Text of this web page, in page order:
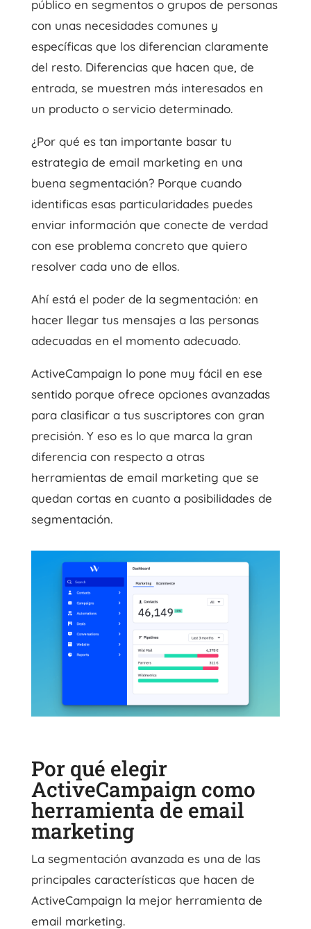
público en segmentos o grupos de personas
con unas necesidades comunes y
específicas que los diferencian claramente
del resto. Diferencias que hacen que, de
entrada, se muestren más interesados en
un producto o servicio determinado.
¿Por qué es tan importante basar tu
estrategia de email marketing en una
buena segmentación? Porque cuando
identificas esas particularidades puedes
enviar información que conecte de verdad
con ese problema concreto que quiero
resolver cada uno de ellos.
Ahí está el poder de la segmentación: en
hacer llegar tus mensajes a las personas
adecuadas en el momento adecuado.
ActiveCampaign lo pone muy fácil en ese
sentido porque ofrece opciones avanzadas
para clasificar a tus suscriptores con gran
precisión. Y eso es lo que marca la gran
diferencia con respecto a otras
herramientas de email marketing que se
quedan cortas en cuanto a posibilidades de
segmentación.
Por qué elegir
ActiveCampaign como
herramienta de email
marketing
La segmentación avanzada es una de las
principales características que hacen de
ActiveCampaign la mejor herramienta de
email marketing.